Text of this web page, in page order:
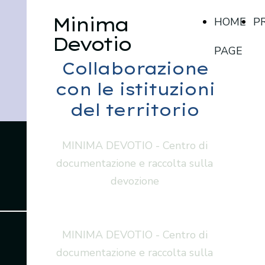
HOME
PAGE
MINIMA DEVOTIO - Centro di
documentazione e raccolta sulla
Minima
Devotio
Collaborazione
con le istituzioni
del territorio
MINIMA DEVOTIO - Centro di
documentazione e raccolta sulla
devozione